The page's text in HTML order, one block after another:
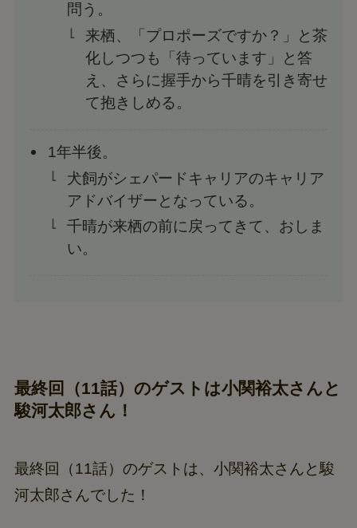
問う。
来栖、「プロポーズですか？」と茶
化しつつも「待っています」と答
え、さらに握手から千晴を引き寄せ
て抱きしめる。
1年半後。
犬飼がシェパードキャリアのキャリア
アドバイザーとなっている。
千晴が来栖の前に戻ってきて、おしま
い。
最終回（11話）のゲストは小関裕太さんと
駿河太郎さん！
最終回（11話）のゲストは、小関裕太さんと駿
河太郎さんでした！